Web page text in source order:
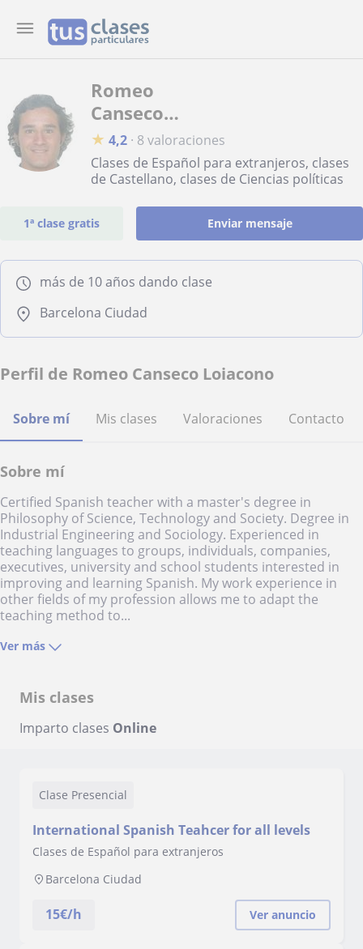
Romeo
Canseco
Loiacono
★ 4,2 · 8 valoraciones
Clases de Español para extranjeros, clases
de Castellano, clases de Ciencias políticas
1ª clase gratis Enviar mensaje
más de 10 años dando clase
Barcelona Ciudad
Perfil de Romeo Canseco Loiacono
Sobre mí Mis clases Valoraciones Contacto
Sobre mí
Certified Spanish teacher with a master's degree in
Philosophy of Science, Technology and Society. Degree in
Industrial Engineering and Sociology. Experienced in
teaching languages to groups, individuals, companies,
executives, university and school students interested in
improving and learning Spanish. My work experience in
other fields of my profession allows me to adapt the
teaching method to...
Ver más
Mis clases
Imparto clases Online
Clase Presencial
International Spanish Teahcer for all levels
Clases de Español para extranjeros
Barcelona Ciudad
15€/h Ver anuncio